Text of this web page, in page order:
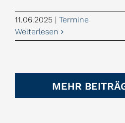
11.06.2025 | Termine
Weiterlesen
MEHR